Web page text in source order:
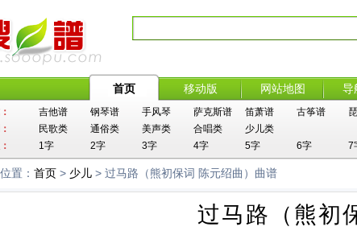
首页 移动版 网站地图 导
吉他谱 钢琴谱 手风琴 萨克斯谱 笛萧谱 古筝谱
民歌类 通俗类 美声类 合唱类
少儿类
1字 2字 3字 4字 5字 6字 7
置： 首页 > 少儿 > 过马路（熊初保词 陈元绍曲）曲谱
过马路（熊初